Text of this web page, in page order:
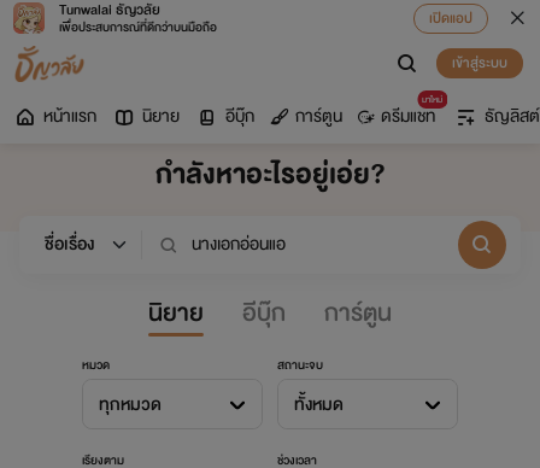
Tunwalai ธัญวลัย
เพื่อประสบการณ์ที่ดีกว่าบนมือถือ
เปิดแอป
เข้าสู่ระบบ
หน้าแรก นิยาย อีบุ๊ก การ์ตูน
มาใหม่
ดรีมแชท ธัญลิสต์
กำลังหาอะไรอยู่เอ่ย?
นิยาย อีบุ๊ก การ์ตูน
หมวด
ทุกหมวด
สถานะจบ
ทั้งหมด
เรียงตาม ช่วงเวลา